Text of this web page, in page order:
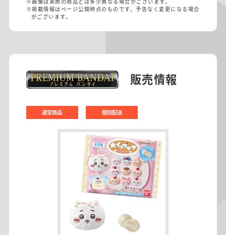
※掲載情報はページ公開時点のものです。予告なく変更になる場合
がございます。
販売情報
通常商品 個別配送